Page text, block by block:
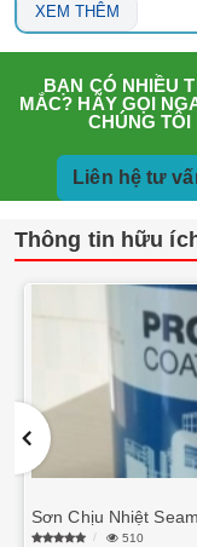
XEM THÊM
BẠN CÓ NHIỀU
MẮC? HÃY GỌI
CHÚNG TÔI
Liên hệ tư
Thông tin hữu
Sơn Chịu Nhiệt
510